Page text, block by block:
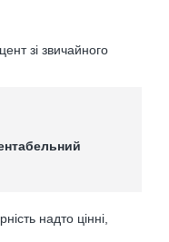
зі звичайного
надто цінні,